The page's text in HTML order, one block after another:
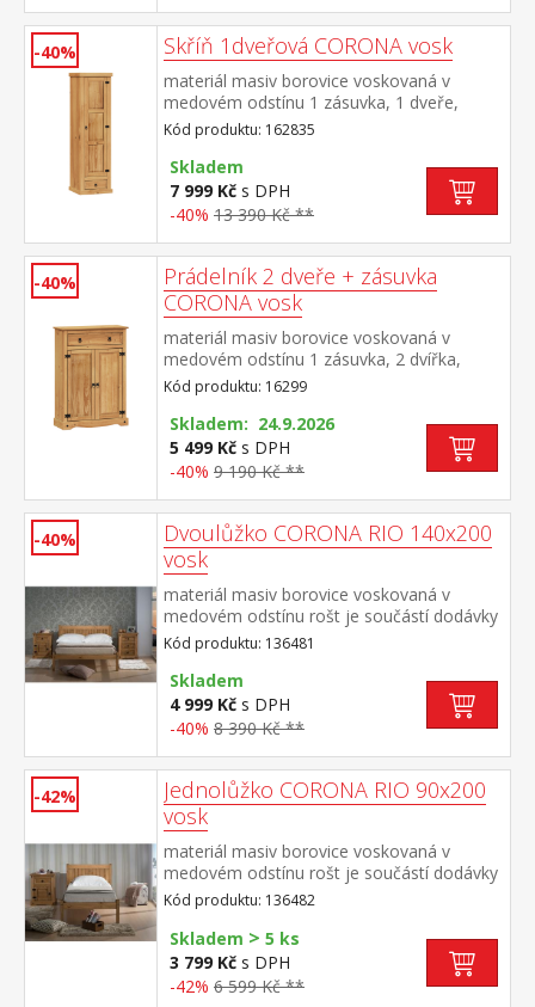
-40% Skříň 1dveřová CORONA vosk
materiál masiv borovice voskovaná v
medovém odstínu 1 zásuvka, 1 dveře,
kovové ozdobné úchytky 3 police z toho 2
variabilní součást sestavy Corona
Kód produktu: 162835
Skladem
7 999 Kč s DPH
-40% 13 390 Kč **
-40%
Prádelník 2 dveře + zásuvka
CORONA vosk
materiál masiv borovice voskovaná v
medovém odstínu 1 zásuvka, 2 dvířka,
kovové ozdobné úchytky 2 variabilní
police možno použít jako botník pro až 12
párů obuvi součást sestavy Corona
Kód produktu: 16299
Skladem: 24.9.2026
5 499 Kč s DPH
-40% 9 190 Kč **
-40%
Dvoulůžko CORONA RIO 140x200
vosk
materiál masiv borovice voskovaná v
medovém odstínu rošt je součástí dodávky
doporučený rozměr matrace 140 × 200 cm
součást sestavy Corona
Kód produktu: 136481
Skladem
4 999 Kč s DPH
-40% 8 390 Kč **
-42%
Jednolůžko CORONA RIO 90x200
vosk
materiál masiv borovice voskovaná v
medovém odstínu rošt je součástí dodávky
doporučený rozměr matrace 90 × 200 cm
součást sestavy Corona
Kód produktu: 136482
Skladem > 5 ks
3 799 Kč s DPH
-42% 6 599 Kč **